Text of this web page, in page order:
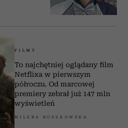
FILMY
To najchętniej oglądany film
Netflixa w pierwszym
półroczu. Od marcowej
premiery zebrał już 147 mln
wyświetleń
MILENA ROSZKOWSKA